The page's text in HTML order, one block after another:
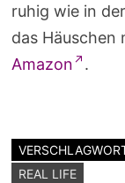
ruhig wie in
das Häuschen
Amazon
.
REAL LIFE